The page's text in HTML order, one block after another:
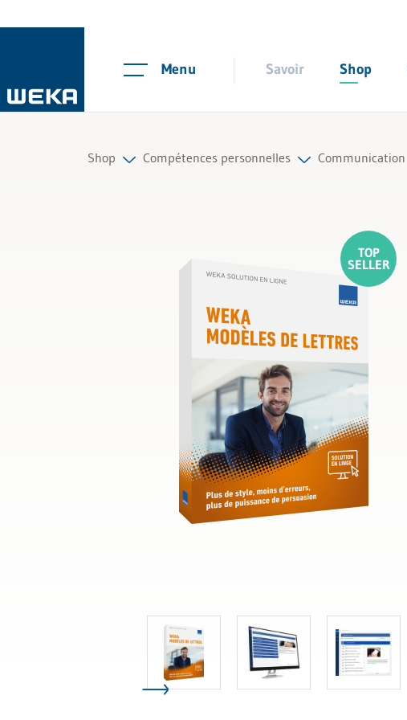
Menu Savoir Shop
Shop
Compétences personnelles
Compétences personnelles
Communication
Communication